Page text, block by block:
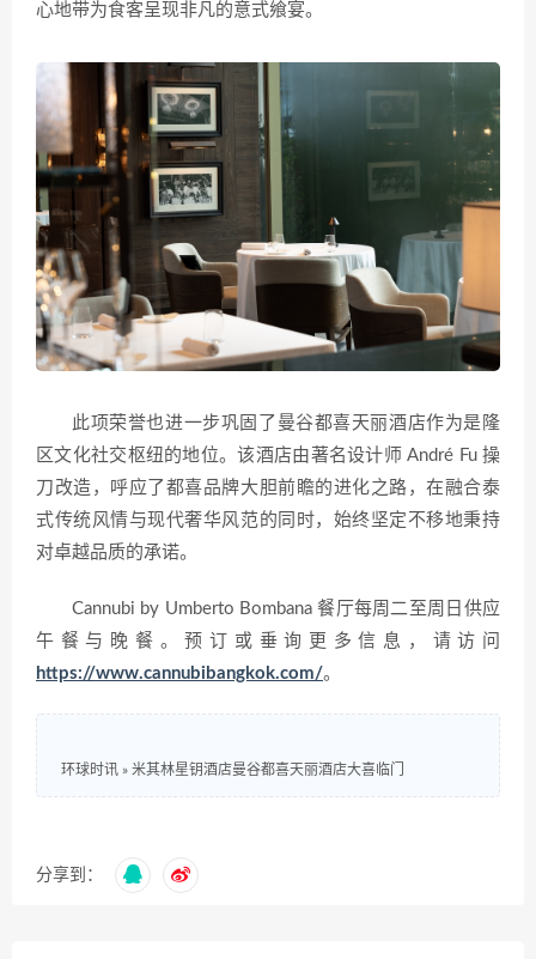
心地带为食客呈现非凡的意式飨宴。
此项荣誉也进一步巩固了曼谷都喜天丽酒店作为是隆
区文化社交枢纽的地位。该酒店由著名设计师 André Fu 操
刀改造，呼应了都喜品牌大胆前瞻的进化之路，在融合泰
式传统风情与现代奢华风范的同时，始终坚定不移地秉持
对卓越品质的承诺。
Cannubi by Umberto Bombana 餐厅每周二至周日供应
午餐与晚餐。预订或垂询更多信息，请访问
https://www.cannubibangkok.com/。
环球时讯 » 米其林星钥酒店曼谷都喜天丽酒店大喜临门
分享到：